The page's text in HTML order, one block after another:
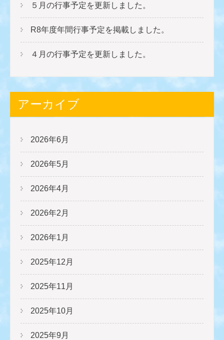
５月の行事予定を更新しました。
R8年度年間行事予定を掲載しました。
４月の行事予定を更新しました。
アーカイブ
2026年6月
2026年5月
2026年4月
2026年2月
2026年1月
2025年12月
2025年11月
2025年10月
2025年9月